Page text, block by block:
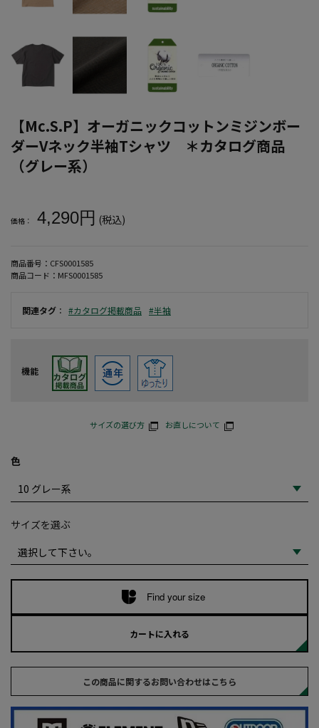
【Mc.S.P】オーガニックコットンミジンボー
ダーVネック半袖Tシャツ ＊カタログ商品
（グレー系）
価格： 4,290円 (税込)
商品番号： CFS0001585
商品コード： MFS0001585
関連タグ ： #カタログ掲載商品 #半袖
機能
サイズの選び方 お直しについて
色
サイズを選ぶ
Find your size
カートに入れる
この商品に関するお問い合わせはこちら